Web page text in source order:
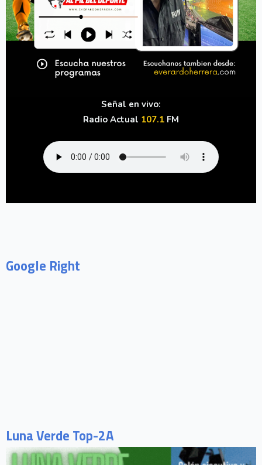
Señal en vivo:
Radio Actual 107.1 FM
Google Right
Luna Verde Top-2A